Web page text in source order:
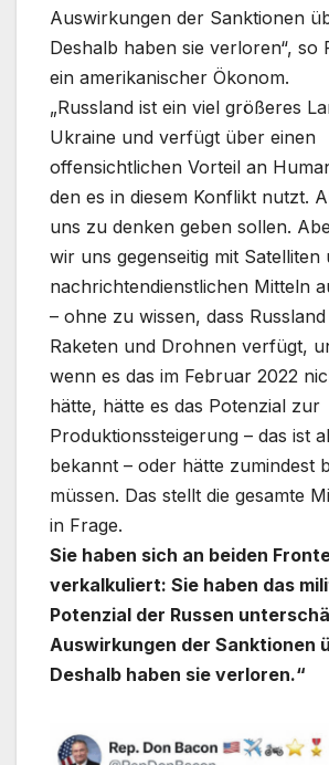
Auswirkungen der Sanktionen
Deshalb haben sie verloren“, so
ein amerikanischer Ökonom.
„Russland ist ein viel größeres
Ukraine und verfügt über einen
offensichtlichen Vorteil an
den es in diesem Konflikt nutzt.
uns zu denken geben sollen.
wir uns gegenseitig mit Satelliten
nachrichtendienstlichen Mitteln
– ohne zu wissen, dass
Raketen und Drohnen verfügt,
wenn es das im Februar 2022
hätte, hätte es das Potenzial zur
Produktionssteigerung – das ist
bekannt – oder hätte zumindest
müssen. Das stellt die gesamte
in Frage.
Sie haben sich an beiden
verkalkuliert: Sie haben das
Potenzial der Russen
Auswirkungen der Sanktionen
Deshalb haben sie verloren.“